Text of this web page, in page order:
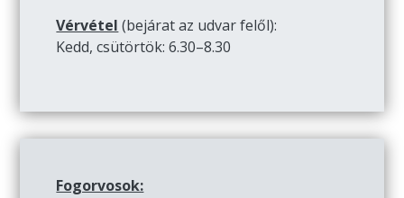
Vérvétel (bejárat az udvar felől):
Kedd, csütörtök: 6.30–8.30
Fogorvosok: